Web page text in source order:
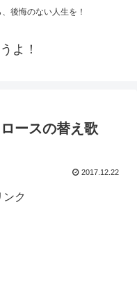
後悔のない人生を！
よ！
ースの替え歌
2017.12.22
ンク